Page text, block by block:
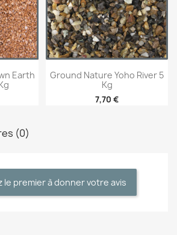
Earth
Ground Nature Yoho River 5
Kg
7,70 €
(0)
le premier à donner votre avis